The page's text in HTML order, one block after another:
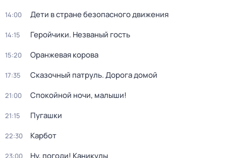
14:00 Дети в стране безопасного движения
14:15 Геройчики. Незваный гость
15:20 Оранжевая корова
17:35 Сказочный патруль. Дорога домой
21:00 Спокойной ночи, малыши!
21:15 Пугашки
22:30 Карбот
23:00 Ну, погоди! Каникулы